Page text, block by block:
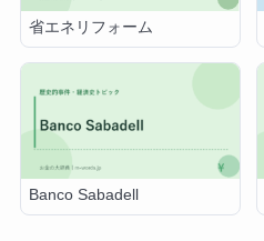
省エネリフォーム
Banco Sabadell